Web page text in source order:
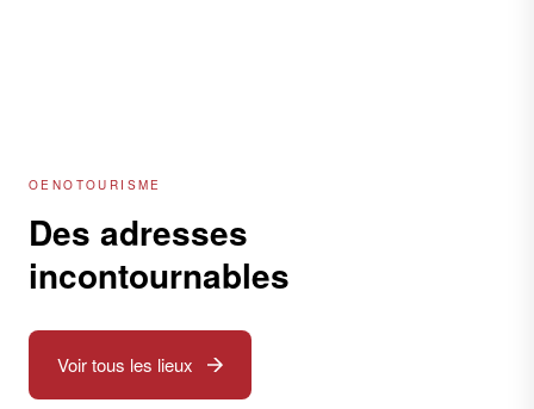
OENOTOURISME
Des adresses
incontournables
Voir tous les lieux